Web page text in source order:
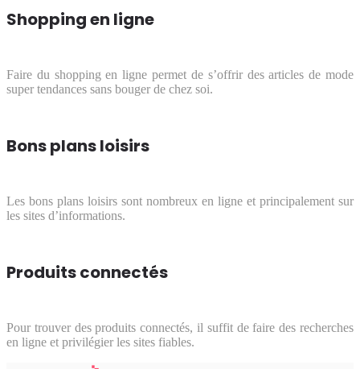
Shopping en ligne
Faire du shopping en ligne permet de s’offrir des articles de mode
super tendances sans bouger de chez soi.
Bons plans loisirs
Les bons plans loisirs sont nombreux en ligne et principalement sur
les sites d’informations.
Produits connectés
Pour trouver des produits connectés, il suffit de faire des recherches
en ligne et privilégier les sites fiables.